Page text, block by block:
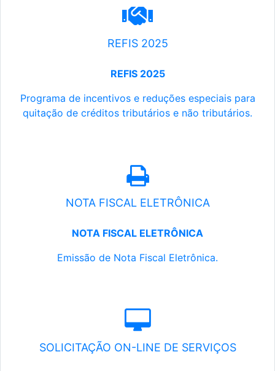
REFIS 2025
REFIS 2025
Programa de incentivos e reduções especiais para
quitação de créditos tributários e não tributários.
NOTA FISCAL ELETRÔNICA
NOTA FISCAL ELETRÔNICA
Emissão de Nota Fiscal Eletrônica.
SOLICITAÇÃO ON-LINE DE SERVIÇOS